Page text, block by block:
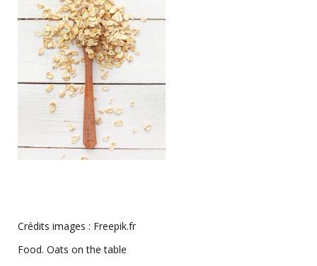
Crédits images : Freepik.fr
Food. Oats on the table